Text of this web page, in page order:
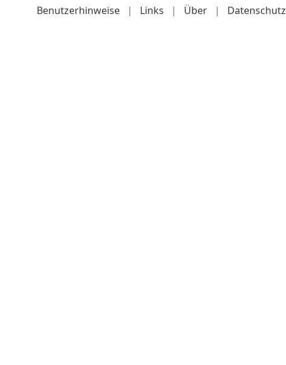
Benutzerhinweise | Links | Über | Datenschutz